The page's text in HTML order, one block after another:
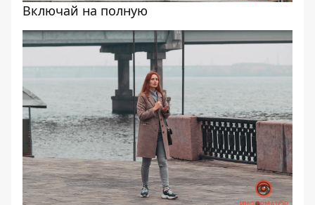
Включай на полную